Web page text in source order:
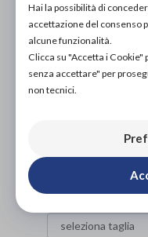
ACQUISTA
DA38,00€
Hai la possibilità di
accettazione del consenso
alcune funzionalità.
Clicca su "Accetta i Cookie"
senza accettare" per
non tecnici.